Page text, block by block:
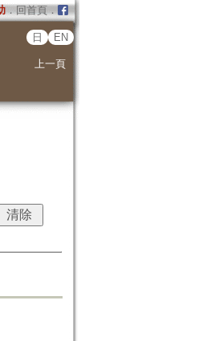
．回首頁．
日 EN
上一頁